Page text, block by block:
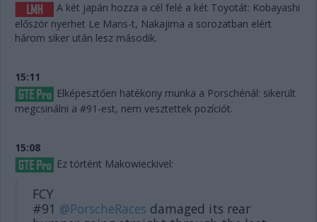
A két japán hozza a cél felé a két Toyotát: Kobayashi
először nyerhet Le Mans-t, Nakajima a sorozatban elért
három siker után lesz második.
15:11
Elképesztően hatékony munka a Porschénál: sikerült
megcsinálni a #91-est, nem vesztettek pozíciót.
15:08
Ez történt Makowieckivel:
FCY
#91 @PorscheRaces damaged its rear